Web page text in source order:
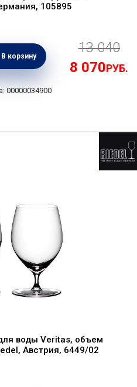
105895
В корзину
13 040
8 070РУБ.
00000034900
воды Veritas, объем
Австрия, 6449/02